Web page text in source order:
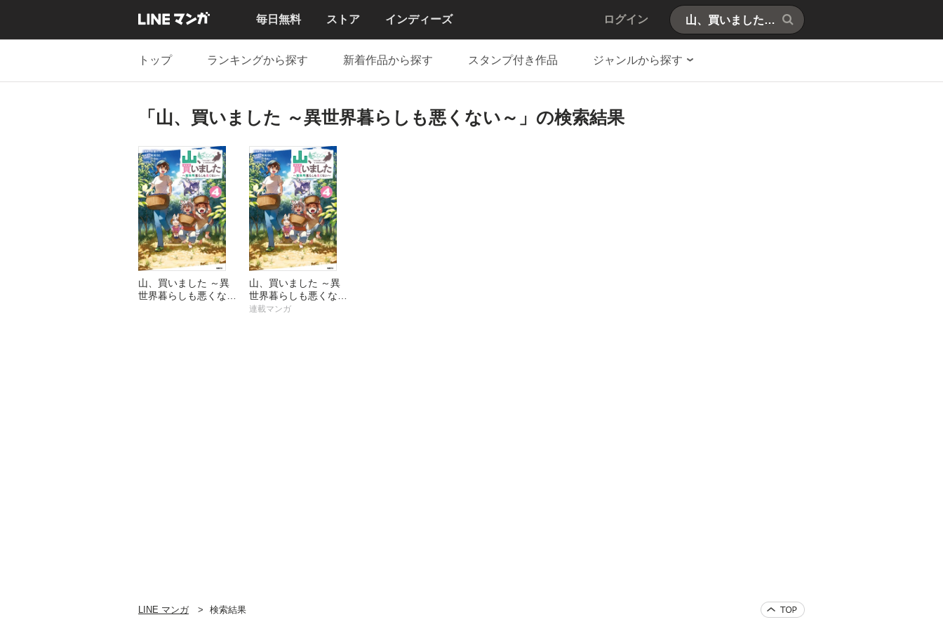
毎日無料 ストア インディーズ ログイン
トップ ランキングから探す 新着作品から探す スタンプ付き作品 ジャンルから探す
「山、買いました ～異世界暮らしも悪くない～」の検索結果
山、買いました ～異
世界暮らしも悪くない
山、買いました ～異
世界暮らしも悪くない
～【分冊版】
連載マンガ
LINE マンガ 検索結果